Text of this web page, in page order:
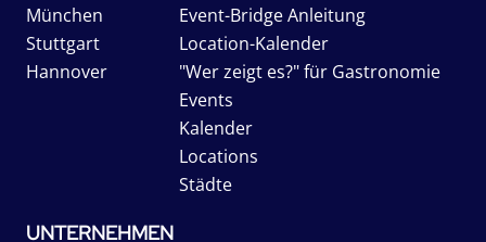
München
Stuttgart
Hannover
Event-Bridge Anleitung
Location-Kalender
"Wer zeigt es?" für Gastronomie
Events
Kalender
Locations
Städte
UNTERNEHMEN